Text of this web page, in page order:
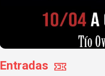
Entradas